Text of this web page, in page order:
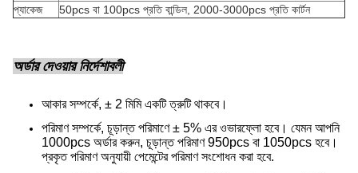
প্যাকেজ
50pcs বা 100pcs প্রতি বান্ডিল, 2000-3000pcs প্রতি কার্টন
অর্ডার দেওয়ার নির্দেশাবলী
আকার সম্পর্কে, ± 2 মিমি একটি ত্রুটি থাকবে।
পরিমাণ সম্পর্কে, চূড়ান্ত পরিমাণে ± 5% এর ওভারফ্লো হবে। যেমন আপনি
1000pcs অর্ডার করুন, চূড়ান্ত পরিমাণ 950pcs বা 1050pcs হবে।
প্রকৃত পরিমাণ অনুযায়ী পেমেন্টের পরিমাণ সংশোধন করা হবে.